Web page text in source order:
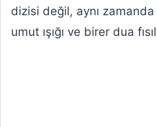
dizisi değil, aynı
umut ışığı ve birer dua